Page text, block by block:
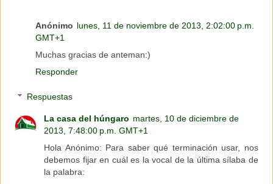
Anónimo lunes, 11 de noviembre de 2013, 2:02:00 p.m.
GMT+1
Muchas gracias de anteman:)
Responder
Respuestas
La casa del húngaro martes, 10 de diciembre de
2013, 7:48:00 p.m. GMT+1
Hola Anónimo: Para saber qué terminación usar, nos
debemos fijar en cuál es la vocal de la última sílaba de
la palabra: